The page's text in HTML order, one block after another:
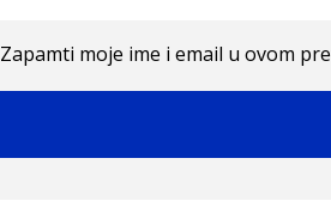
Zapamti moje ime i email u ovom